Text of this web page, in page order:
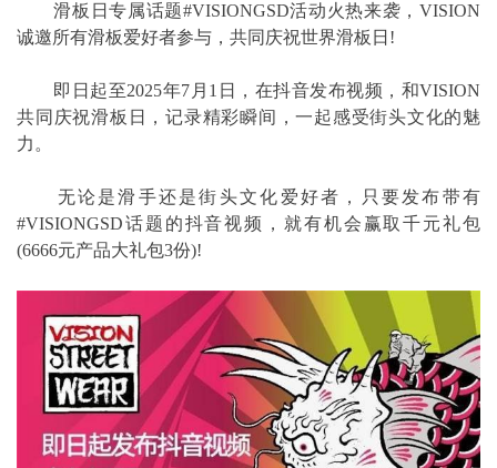
滑板日专属话题#VISIONGSD活动火热来袭，VISION
诚邀所有滑板爱好者参与，共同庆祝世界滑板日!
即日起至2025年7月1日，在抖音发布视频，和VISION
共同庆祝滑板日，记录精彩瞬间，一起感受街头文化的魅
力。
无论是滑手还是街头文化爱好者，只要发布带有
#VISIONGSD话题的抖音视频，就有机会赢取千元礼包
(6666元产品大礼包3份)!